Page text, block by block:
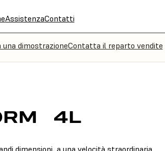
AssistenzaContatti
una dimostrazioneContatta il reparto vendite
4L
dimensioni, a una velocità straordinaria